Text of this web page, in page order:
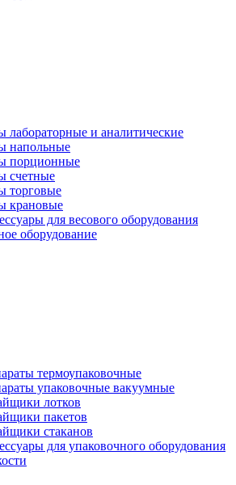
лабораторные и аналитические
напольные
порционные
счетные
торговые
крановые
для весового оборудования
оборудование
термоупаковочные
упаковочные вакуумные
лотков
пакетов
стаканов
для упаковочного оборудования